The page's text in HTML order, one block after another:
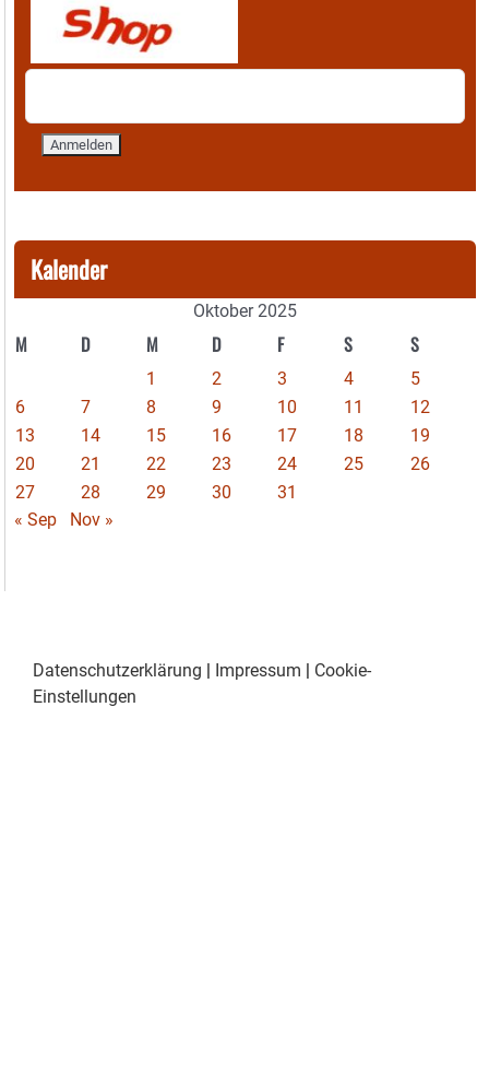
Kalender
Oktober 2025
M D M D F S S
1 2 3 4
5
6
7 8 9 10 11
12
13
14 15 16 17 18
19
20
21 22 23 24 25
26
27
28 29 30
31
« Sep
Nov »
Datenschutzerklärung Impressum
Cookie-
Einstellungen